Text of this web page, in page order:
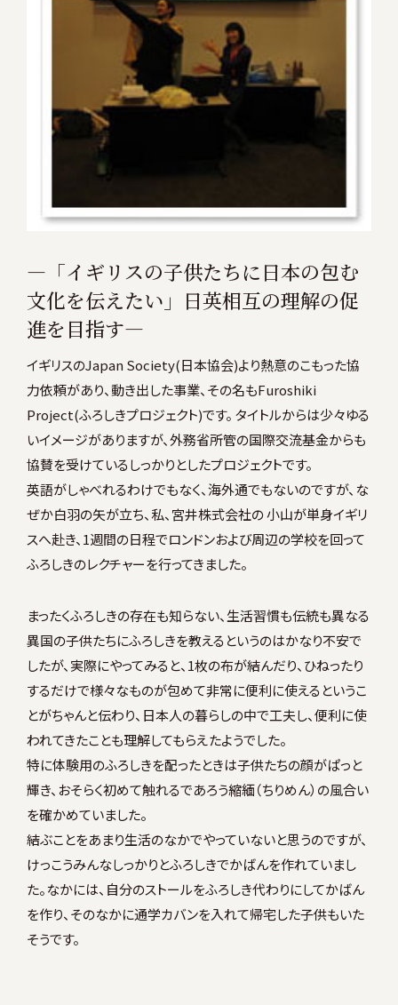
―「イギリスの子供たちに日本の包む
文化を伝えたい」日英相互の理解の促
進を目指す―
イギリスのJapan Society(日本協会)より熱意のこもった協
力依頼があり、動き出した事業、その名もFuroshiki
Project(ふろしきプロジェクト)です。 タイトルからは少々ゆる
いイメージがありますが、外務省所管の国際交流基金からも
協賛を受けているしっかりとしたプロジェクトです。
英語がしゃべれるわけでもなく、海外通でもないのですが、な
ぜか白羽の矢が立ち、私、宮井株式会社の 小山が単身イギリ
スへ赴き、1週間の日程でロンドンおよび周辺の学校を回って
ふろしきのレクチャーを行ってきました。
まったくふろしきの存在も知らない、生活習慣も伝統も異なる
異国の子供たちにふろしきを教えるというのはかなり不安で
したが、実際にやってみると、1枚の布が結んだり、ひねったり
するだけで様々なものが包めて非常に便利に使えるというこ
とがちゃんと伝わり、日本人の暮らしの中で工夫し、便利に使
われてきたことも理解してもらえたようでした。
特に体験用のふろしきを配ったときは子供たちの顔がぱっと
輝き、おそらく初めて触れるであろう縮緬（ちりめん）の風合い
を確かめていました。
結ぶことをあまり生活のなかでやっていないと思うのですが、
けっこうみんなしっかりとふろしきでかばんを作れていまし
た。なかには、自分のストールをふろしき代わりにしてかばん
を作り、そのなかに通学カバンを入れて帰宅した子供もいた
そうです。